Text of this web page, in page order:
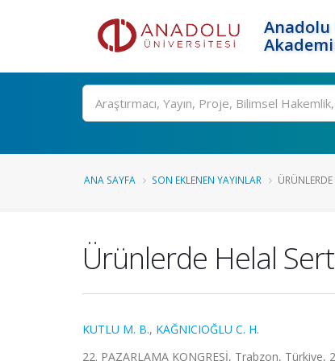
Ara
ANA SAYFA SON EKLENEN YAYINLAR
Ürünlerde Helal
KUTLU M. B., KAĞNICIOĞLU C. H.
22. PAZARLAMA KONGRESİ, Trabzon,